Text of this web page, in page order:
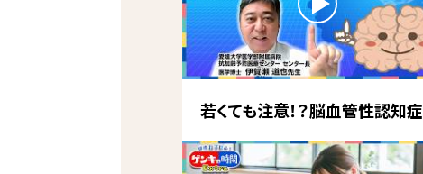
若くても注意！？脳血管性認知症